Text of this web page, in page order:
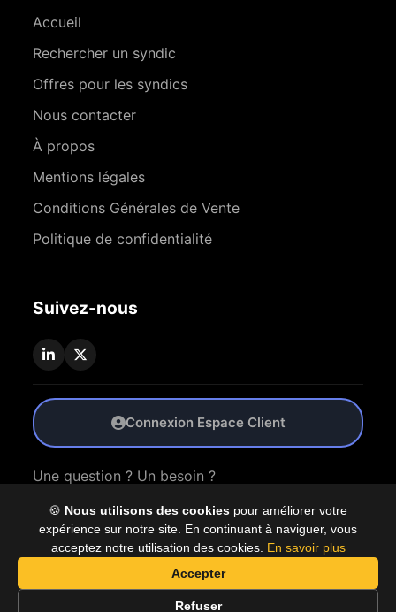
🍪 Nous utilisons des cookies pour améliorer votre
expérience sur notre site. En continuant à naviguer, vous
acceptez notre utilisation des cookies. En savoir plus
Accepter
Refuser
Accueil
Rechercher un syndic
Offres pour les syndics
Nous contacter
À propos
Mentions légales
Conditions Générales de Vente
Politique de confidentialité
Suivez-nous
Connexion Espace Client
Une question ? Un besoin ?
Nous Contacter
© 2026 Coproly. Tous droits réservés.